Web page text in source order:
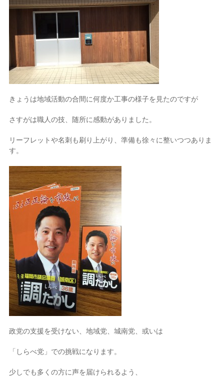
きょうは地域活動の合間に何度か工事の様子を見たのですが
さすがは職人の技、随所に感動がありました。
リーフレットや名刺も刷り上がり、準備も徐々に整いつつありま
す。
政党の支援を受けない、地域党、城南党、或いは
「しらべ党」での挑戦になります。
少しでも多くの方に声を届けられるよう、